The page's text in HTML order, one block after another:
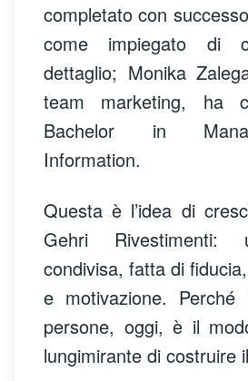
completato con
come impiegato di
dettaglio; Monika
team marketing, ha
Bachelor in
Information.
Questa è l’idea di
Gehri Rivestimenti:
condivisa, fatta di
e motivazione. Perché
persone, oggi, è il
lungimirante di costruire